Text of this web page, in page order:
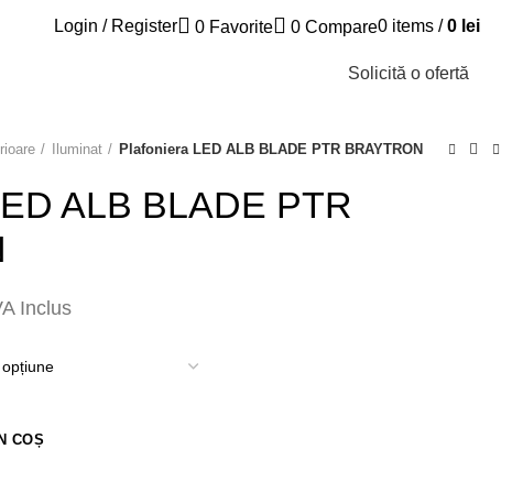
Login / Register 0 Favorite 0 Compare0 items / 0 lei
Solicită o ofertă
Iluminat Plafoniera LED ALB BLADE PTR BRAYTRON
ALB BLADE PTR
Inclus
COȘ